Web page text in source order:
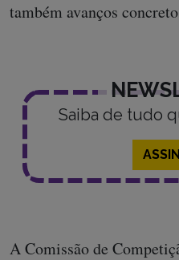
também avanços
Saiba de tudo
A Comissão de